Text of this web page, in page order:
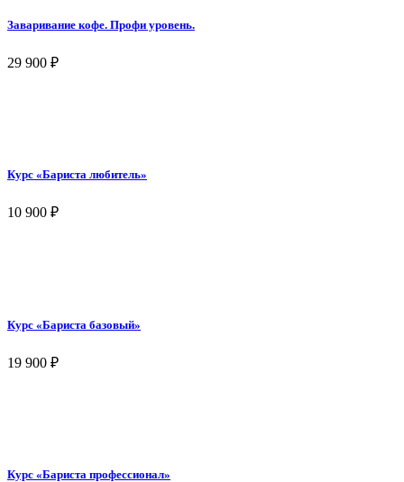
Заваривание кофе. Профи уровень.
29 900 ₽
Курс «Бариста любитель»
10 900 ₽
Курс «Бариста базовый»
19 900 ₽
Курс «Бариста профессионал»